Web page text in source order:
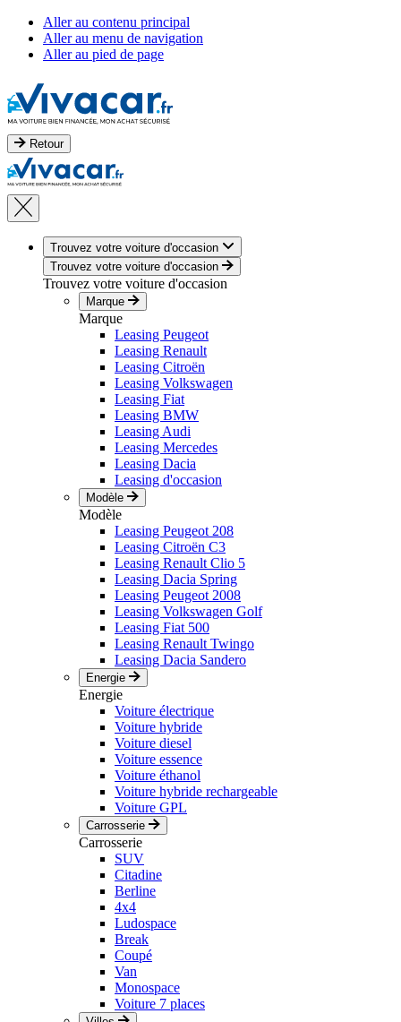
Aller au contenu principal
Aller au menu de navigation
Aller au pied de page
Retour
Trouvez votre voiture d'occasion
Trouvez votre voiture d'occasion
Trouvez votre voiture d'occasion
Marque
Marque
Leasing Peugeot
Leasing Renault
Leasing Citroën
Leasing Volkswagen
Leasing Fiat
Leasing BMW
Leasing Audi
Leasing Mercedes
Leasing Dacia
Leasing d'occasion
Modèle
Modèle
Leasing Peugeot 208
Leasing Citroën C3
Leasing Renault Clio 5
Leasing Dacia Spring
Leasing Peugeot 2008
Leasing Volkswagen Golf
Leasing Fiat 500
Leasing Renault Twingo
Leasing Dacia Sandero
Energie
Energie
Voiture électrique
Voiture hybride
Voiture diesel
Voiture essence
Voiture éthanol
Voiture hybride rechargeable
Voiture GPL
Carrosserie
Carrosserie
SUV
Citadine
Berline
4x4
Ludospace
Break
Coupé
Van
Monospace
Voiture 7 places